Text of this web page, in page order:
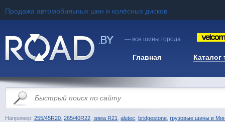
Продажа автомобильных шин и колёсных дисков
— все шины города
Главная Каталог
Например: 255/45R20 265/40R22 зима R21 alutec bridgestone грузовые шины в